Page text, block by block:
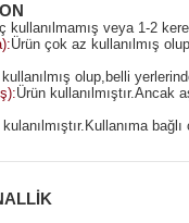
kullanılmamış veya 1-2 kere
Ürün çok az kullanılmış
olup,belli
Ürün kullanılmıştır.Ancak